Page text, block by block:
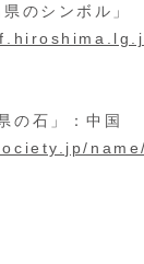
のシンボル」
の石」：中国